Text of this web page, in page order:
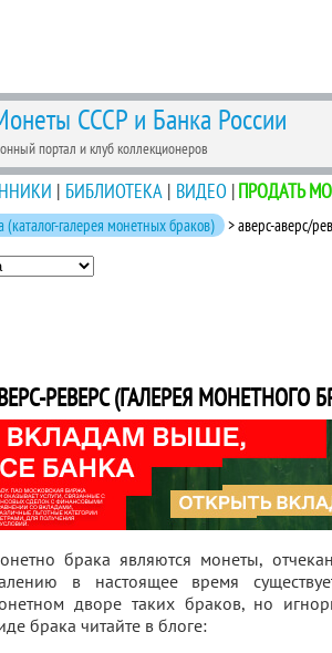
СССР и Банка России
портал и клуб коллекционеров
| БИБЛИОТЕКА | ВИДЕО |ПРОДАТЬ
(каталог-галерея монетных браков) > аверс-аверс/
РЕВЕРС (ГАЛЕРЕЯ МОНЕТНОГО
брака являются монеты,
в настоящее время
дворе таких браков, но
брака читайте в блоге: